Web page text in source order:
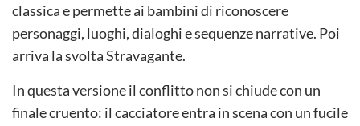
classica e permette ai bambini di riconoscere
personaggi, luoghi, dialoghi e sequenze narrative. Poi
arriva la svolta Stravagante.
In questa versione il conflitto non si chiude con un
finale cruento: il cacciatore entra in scena con un fucile